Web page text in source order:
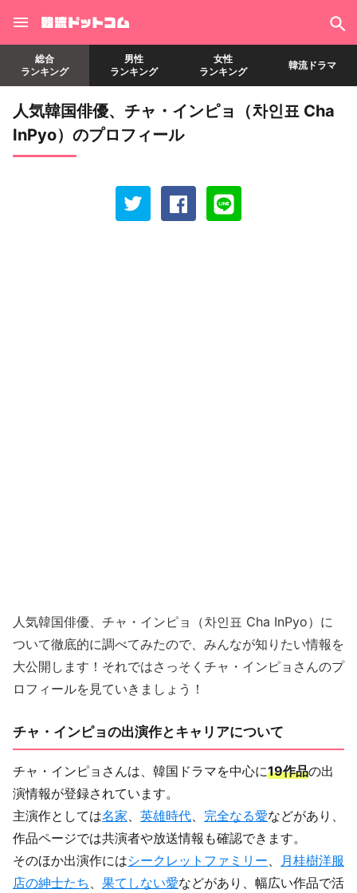
総合
ランキング
男性
ランキング
女性
ランキング
韓流ドラマ
人気韓国俳優、チャ・インピョ（차인표 Cha
InPyo）のプロフィール
人気韓国俳優、チャ・インピョ（차인표 Cha InPyo）に
ついて徹底的に調べてみたので、みんなが知りたい情報を
大公開します！それではさっそくチャ・インピョさんのプ
ロフィールを見ていきましょう！
チャ・インピョの出演作とキャリアについて
チャ・インピョさんは、韓国ドラマを中心に19作品の出
演情報が登録されています。
主演作としては名家、 英雄時代、 完全なる愛などがあり、
作品ページでは共演者や放送情報も確認できます。
そのほか出演作にはシークレットファミリー、 月桂樹洋服
店の紳士たち 、 果てしない愛などがあり、幅広い作品で活